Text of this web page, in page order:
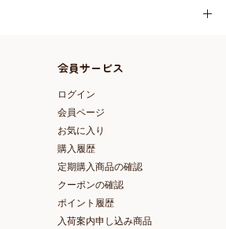
会員サービス
ログイン
会員ページ
お気に入り
購入履歴
定期購入商品の確認
クーポンの確認
ポイント履歴
入荷案内申し込み商品